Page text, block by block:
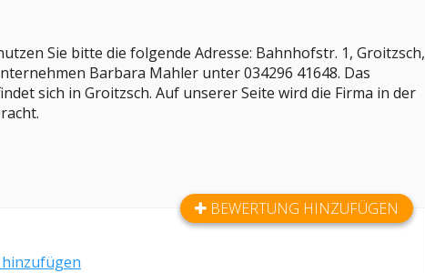
Sie bitte die folgende Adresse: Bahnhofstr. 1, Groitzsch,
Barbara Mahler unter 034296 41648. Das
sich in Groitzsch. Auf unserer Seite wird die Firma in der
BEWERTUNG HINZUFÜGEN